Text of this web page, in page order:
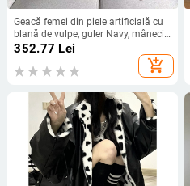
Geacă femei din piele artificială cu
blană de vulpe, guler Navy, mâneci
lungi, material poliester-spandex,
352.77 Lei
add_shopping_cart